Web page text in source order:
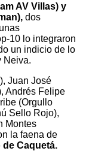
AV Villas) y
dos
10 lo integraron
un indicio de lo
Neiva.
Juan José
Andrés Felipe
(Orgullo
Sello Rojo),
Montes
la faena de
Caquetá.